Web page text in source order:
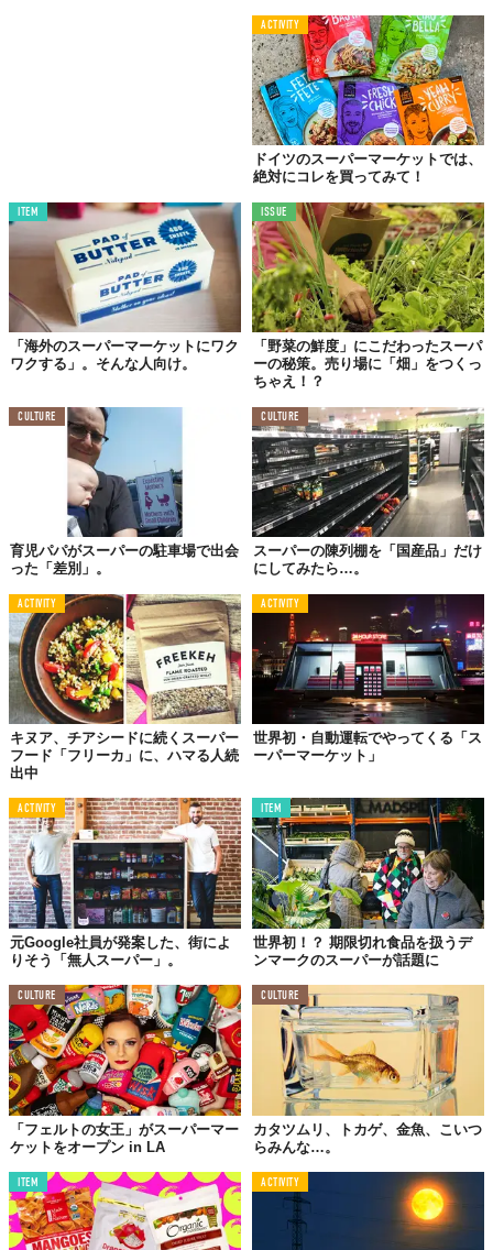
ACTIVITY
ドイツのスーパーマーケットでは、
絶対にコレを買ってみて！
ITEM
「海外のスーパーマーケットにワク
ワクする」。そんな人向け。
ISSUE
「野菜の鮮度」にこだわったスーパ
ーの秘策。売り場に「畑」をつくっ
ちゃえ！？
CULTURE
育児パパがスーパーの駐車場で出会
った「差別」。
CULTURE
スーパーの陳列棚を「国産品」だけ
にしてみたら…。
ACTIVITY
キヌア、チアシードに続くスーパー
フード「フリーカ」に、ハマる人続
出中
ACTIVITY
世界初・自動運転でやってくる「ス
ーパーマーケット」
ACTIVITY
元Google社員が発案した、街によ
りそう「無人スーパー」。
ITEM
世界初！？ 期限切れ食品を扱うデ
ンマークのスーパーが話題に
CULTURE
「フェルトの女王」がスーパーマー
ケットをオープン in LA
CULTURE
カタツムリ、トカゲ、金魚、こいつ
らみんな…。
ITEM ACTIVITY